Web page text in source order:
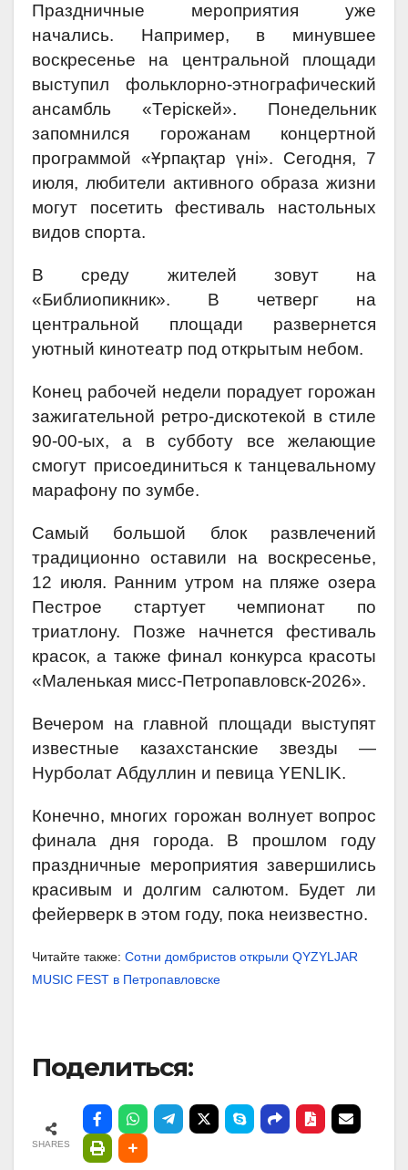
Праздничные мероприятия уже
начались. Например, в минувшее
воскресенье на центральной площади
выступил фольклорно-этнографический
ансамбль «Теріскей». Понедельник
запомнился горожанам концертной
программой «Ұрпақтар үні». Сегодня, 7
июля, любители активного образа жизни
могут посетить фестиваль настольных
видов спорта.
В среду жителей зовут на
«Библиопикник». В четверг на
центральной площади развернется
уютный кинотеатр под открытым небом.
Конец рабочей недели порадует горожан
зажигательной ретро-дискотекой в стиле
90-00-ых, а в субботу все желающие
смогут присоединиться к танцевальному
марафону по зумбе.
Самый большой блок развлечений
традиционно оставили на воскресенье,
12 июля. Ранним утром на пляже озера
Пестрое стартует чемпионат по
триатлону. Позже начнется фестиваль
красок, а также финал конкурса красоты
«Маленькая мисс-Петропавловск-2026».
Вечером на главной площади выступят
известные казахстанские звезды —
Нурболат Абдуллин и певица YENLIK.
Конечно, многих горожан волнует вопрос
финала дня города. В прошлом году
праздничные мероприятия завершились
красивым и долгим салютом. Будет ли
фейерверк в этом году, пока неизвестно.
Читайте также: Сотни домбристов открыли QYZYLJAR
MUSIC FEST в Петропавловске
Поделиться:
SHARES